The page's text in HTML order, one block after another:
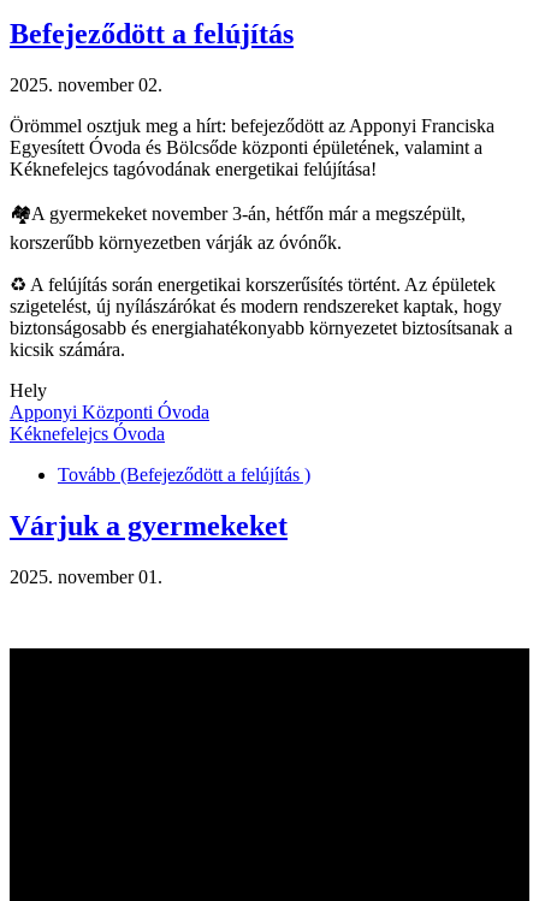
Befejeződött a felújítás
2025. november 02.
Örömmel osztjuk meg a hírt: befejeződött az Apponyi Franciska
Egyesített Óvoda és Bölcsőde központi épületének, valamint a
Kéknefelejcs tagóvodának energetikai felújítása!
🏘️A gyermekeket november 3-án, hétfőn már a megszépült,
korszerűbb környezetben várják az óvónők.
♻️ A felújítás során energetikai korszerűsítés történt. Az épületek
szigetelést, új nyílászárókat és modern rendszereket kaptak, hogy
biztonságosabb és energiahatékonyabb környezetet biztosítsanak a
kicsik számára.
Hely
Apponyi Központi Óvoda
Kéknefelejcs Óvoda
Tovább (Befejeződött a felújítás )
Várjuk a gyermekeket
2025. november 01.